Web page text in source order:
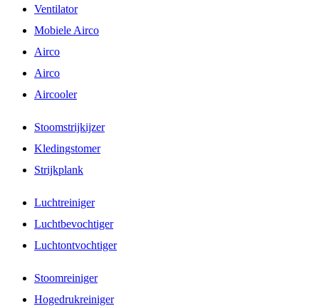
Ventilator
Mobiele Airco
Airco
Airco
Aircooler
Stoomstrijkijzer
Kledingstomer
Strijkplank
Luchtreiniger
Luchtbevochtiger
Luchtontvochtiger
Stoomreiniger
Hogedrukreiniger